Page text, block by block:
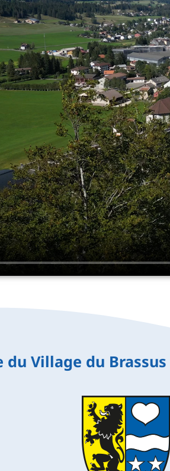
Village du Brassus